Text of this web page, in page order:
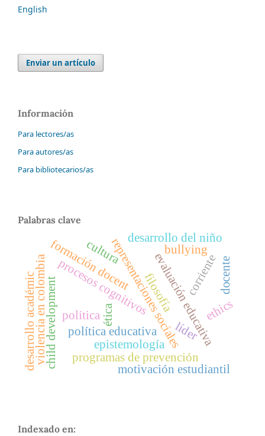
English
Enviar un artículo
Información
Para lectores/as
Para autores/as
Para bibliotecarios/as
Palabras clave
representaciones socialeslíder
política educativa
programas de prevención
procesos cognitivos
motivación estudiantil
evaluación educativa
política ética ethics
desarrollo del niño
child development epistemología
corriente
filosofía
violencia en colombia
desarrollo académic
formación docent bullying
docente
cultura
Indexado en: